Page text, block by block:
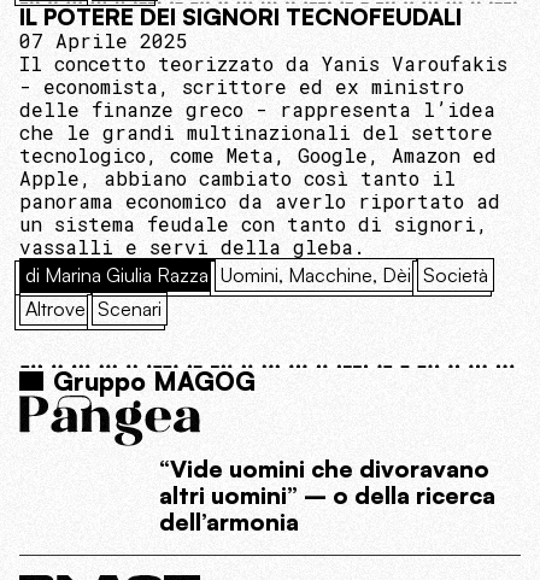
IL POTERE DEI SIGNORI TECNOFEUDALI
07 Aprile 2025
Il concetto teorizzato da Yanis Varoufakis
- economista, scrittore ed ex ministro
delle finanze greco - rappresenta l’idea
che le grandi multinazionali del settore
tecnologico, come Meta, Google, Amazon ed
Apple, abbiano cambiato così tanto il
panorama economico da averlo riportato ad
un sistema feudale con tanto di signori,
vassalli e servi della gleba.
di Marina Giulia Razza Uomini, Macchine, Dèi Società
Altrove Scenari
Gruppo MAGOG
“Vide uomini che divoravano
altri uomini” – o della ricerca
dell’armonia